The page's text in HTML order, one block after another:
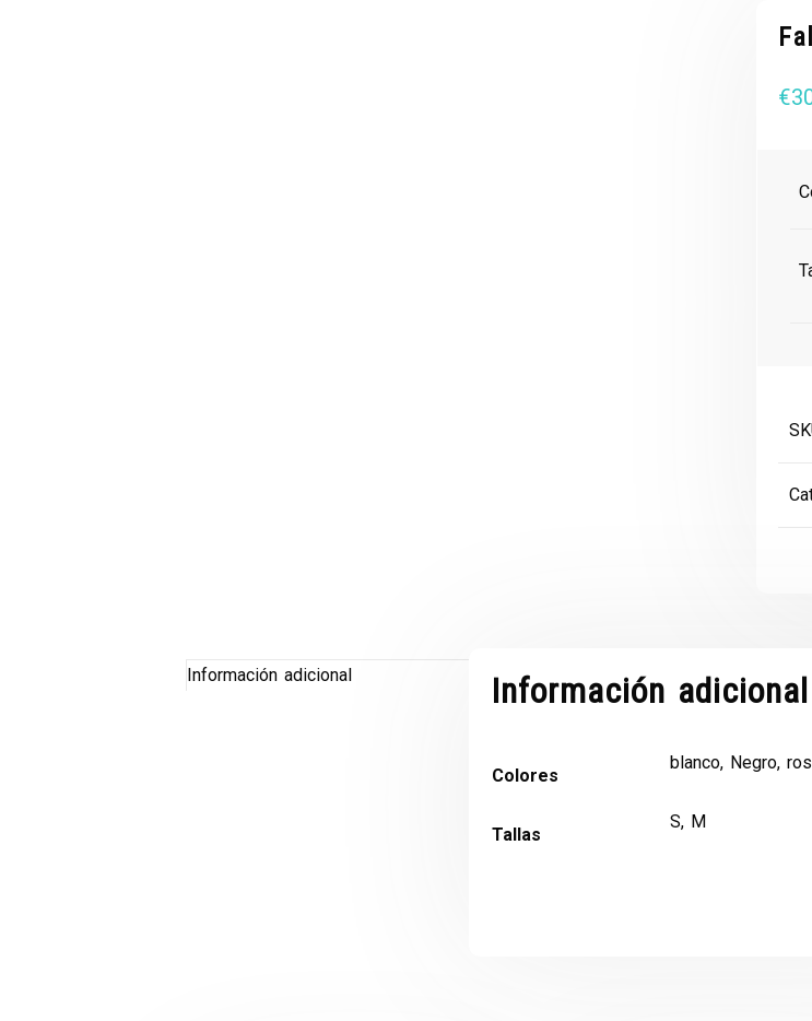
€
Información adicional Información adicional
Colores
blanco, Negro,
Tallas
S, M